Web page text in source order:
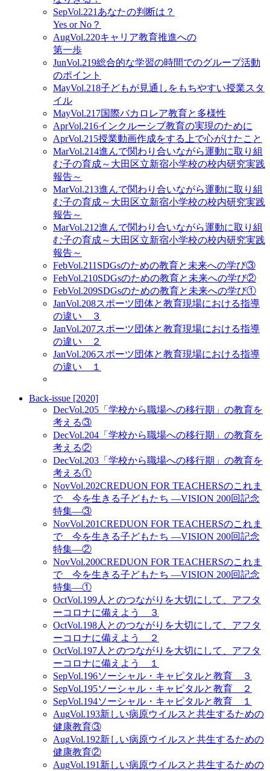
SepVol.221 あなたの判断は？
Yes or No？
AugVol.220キャリア教育推進への
第一歩
JunVol.219総合的な学習の時間でのグループ活動
のポイント
MayVol.218子どもが見通しをもちやすい授業スタ
イル
MayVol.217国際バカロレア教育と多様性
AprVol.216インクルーシブ教育の実現のために
AprVol.215授業動画作成をする上で心がけたこと
MarVol.214進んで関わり合いながら運動に取り組
む子の育成～大田区立新宿小学校の校内研究実践
報告～
MarVol.213進んで関わり合いながら運動に取り組
む子の育成～大田区立新宿小学校の校内研究実践
報告～
MarVol.212進んで関わり合いながら運動に取り組
む子の育成～大田区立新宿小学校の校内研究実践
報告～
FebVol.211 SDGsのための教育と未来への学び③
FebVol.210SDGsのための教育と未来への学び②
FebVol.209SDGsのための教育と未来への学び①
JanVol.208スポーツ団体と教育現場における指導
の違い ３
JanVol.207スポーツ団体と教育現場における指導
の違い ２
JanVol.206スポーツ団体と教育現場における指導
の違い １
Back-issue [2020]
DecVol.205 「学校から職場への移行期」の教育を
考える③
DecVol.204 「学校から職場への移行期」の教育を
考える②
DecVol.203 「学校から職場への移行期」の教育を
考える①
NovVol.202CREDUON FOR TEACHERSのこれま
で 今を生きる子どもたち ―VISION 200回記念
特集―③
NovVol.201CREDUON FOR TEACHERSのこれま
で 今を生きる子どもたち ―VISION 200回記念
特集―②
NovVol.200CREDUON FOR TEACHERSのこれま
で 今を生きる子どもたち ―VISION 200回記念
特集―①
OctVol.199人とのつながりを大切にして、アフタ
ーコロナに備えよう ３
OctVol.198人とのつながりを大切にして、アフタ
ーコロナに備えよう ２
OctVol.197人とのつながりを大切にして、アフタ
ーコロナに備えよう １
SepVol.196ソーシャル・キャピタルと教育 ３
SepVol.195ソーシャル・キャピタルと教育 ２
SepVol.194ソーシャル・キャピタルと教育 １
AugVol.193新しい病原ウイルスと共生するための
健康教育③
AugVol.192新しい病原ウイルスと共生するための
健康教育②
AugVol.191 新しい病原ウイルスと共生するための